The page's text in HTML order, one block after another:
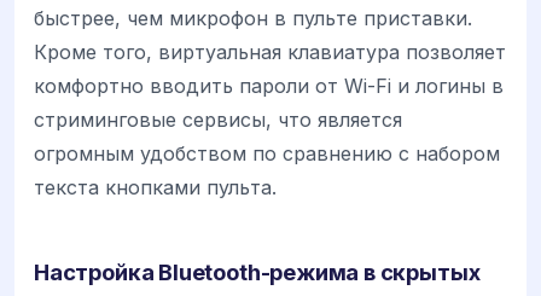
быстрее, чем микрофон в пульте приставки.
Кроме того, виртуальная клавиатура позволяет
комфортно вводить пароли от Wi-Fi и логины в
стриминговые сервисы, что является
огромным удобством по сравнению с набором
текста кнопками пульта.
Настройка Bluetooth-режима в скрытых